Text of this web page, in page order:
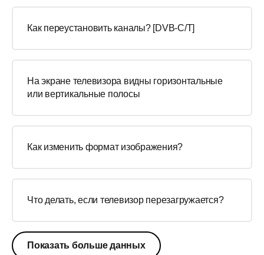
Как переустановить каналы? [DVB-C/T]
На экране телевизора видны горизонтальные
или вертикальные полосы
Как изменить формат изображения?
Что делать, если телевизор перезагружается?
Показать больше данных